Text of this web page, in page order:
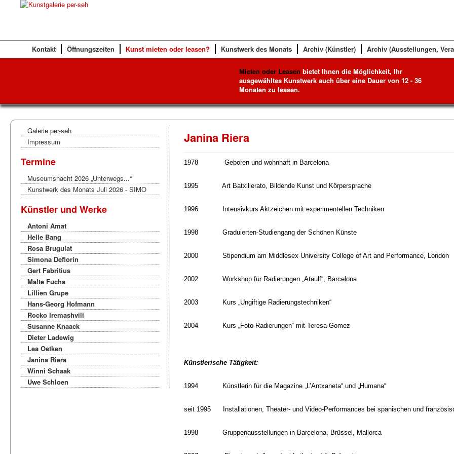
Kontakt Öffnungszeiten Kunst mieten oder leasen? Kunstwerk des Monats Archiv (Künstler) Archiv (Ausstellungen,
Mieten oder Leasen bietet Ihnen die Möglichkeit, Ihr
ausgewähltes Kunstwerk auch über eine Dauer von 12 - 36
Monaten zu leasen.
Galerie per-seh
Impressum
Termine
Museumsnacht 2026 „Unterwegs...“
Kunstwerk des Monats Juli 2026 - SIMO
Künstler und Werke
Antoni Amat
Helle Bang
Rosa Brugulat
Simona Deflorin
Gert Fabritius
Malte Fuchs
Lillien Grupe
Hans-Georg Hofmann
Rocko Iremashvili
Susanne Knaack
Dieter Ladewig
Lea Oetken
Janina Riera
Winni Schaak
Uwe Schloen
Janina Riera
1978 Geboren und wohnhaft in Barcelona
1995 Art Batxillerato, Bildende Kunst und Körpersprache
1996 Intensivkurs Aktzeichen mit experimentellen Techniken
1998 Graduierten-Studiengang der Schönen Künste
2000 Stipendium am Middlesex University College of Art and Performance, London
2002 Workshop für Radierungen „Ataulf“, Barcelona
2003 Kurs „Ungiftige Radierungstechniken“
2004 Kurs „Foto-Radierungen“ mit Teresa Gomez
Künstlerische Tätigkeit:
1994 Künstlerin für die Magazine „L’Antxaneta“ und „Humana“
seit 1995 Installationen, Theater- und Video-Performances bei spanischen und
1998 Gruppenausstellungen in Barcelona, Brüssel, Mallorca